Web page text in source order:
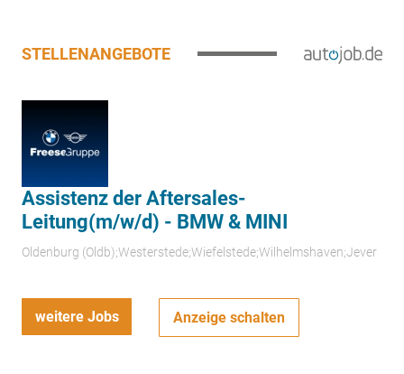
STELLENANGEBOTE
Assistenz der Aftersales-
Leitung(m/w/d) - BMW & MINI
Oldenburg (Oldb);Westerstede;Wiefelstede;Wilhelmshaven;Jever
weitere Jobs Anzeige schalten